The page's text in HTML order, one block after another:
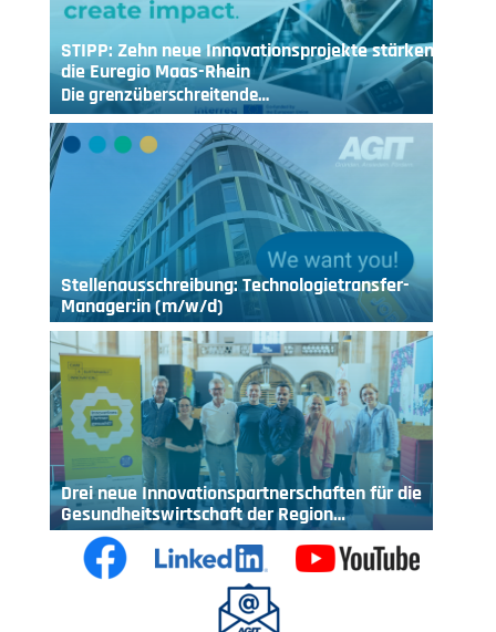
STIPP: Zehn neue Innovationsprojekte stärken
die Euregio Maas-Rhein
Die grenzüberschreitende…
Stellenausschreibung: Technologietransfer-
Manager:in (m/w/d)
Drei neue Innovationspartnerschaften für die
Gesundheitswirtschaft der Region…